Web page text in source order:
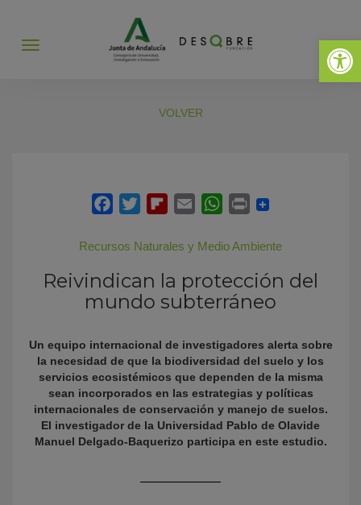
Abrir
Abrir
VOLVER
Recursos Naturales y Medio Ambiente
Reivindican la protección del
mundo subterráneo
Un equipo internacional de investigadores alerta sobre
la necesidad de que la biodiversidad del suelo y los
servicios ecosistémicos que dependen de la misma
sean incorporados en las estrategias y políticas
internacionales de conservación y manejo de suelos.
El investigador de la Universidad Pablo de Olavide
Manuel Delgado-Baquerizo participa en este estudio.